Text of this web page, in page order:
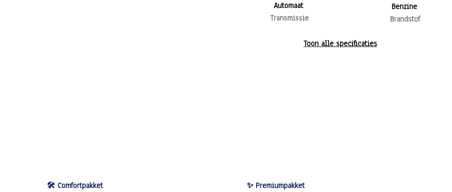
Automaat
Transmissie
Benzine
Brandstof
Toon alle specificaties
🛠️ Comfortpakket
✨ Premiumpakket